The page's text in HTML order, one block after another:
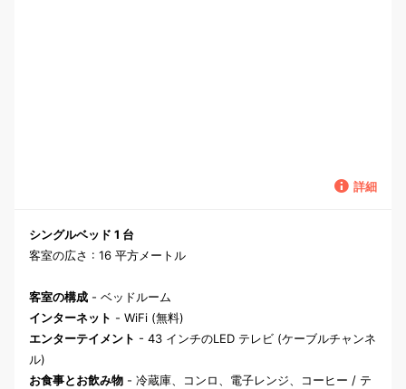
詳細
シングルベッド 1 台
客室の広さ : 16 平方メートル
客室の構成 - ベッドルーム
インターネット - WiFi (無料)
エンターテイメント - 43 インチのLED テレビ (ケーブルチャンネ
ル)
お食事とお飲み物 - 冷蔵庫、コンロ、電子レンジ、コーヒー / テ